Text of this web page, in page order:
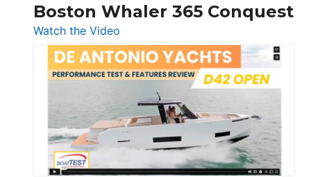
Boston Whaler 365 Conquest
Watch the Video
Boston
Whaler
365
Conquest